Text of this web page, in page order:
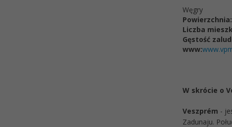
Węgry
Powierzchnia:
Liczba
Gęstość
www:
W skrócie o
Veszprém -
Zadunaju.